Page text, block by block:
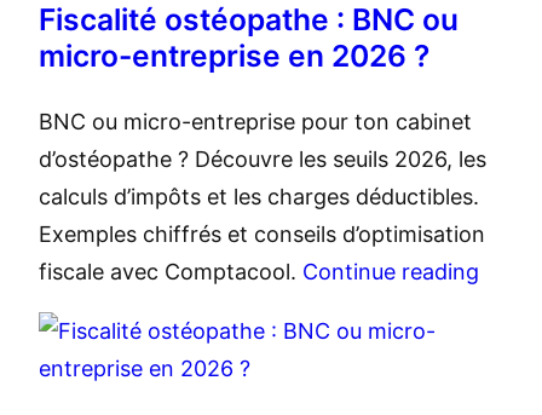
Fiscalité ostéopathe : BNC ou
micro-entreprise en 2026 ?
BNC ou micro-entreprise pour ton cabinet
d’ostéopathe ? Découvre les seuils 2026, les
calculs d’impôts et les charges déductibles.
Exemples chiffrés et conseils d’optimisation
fiscale avec Comptacool. Continue reading